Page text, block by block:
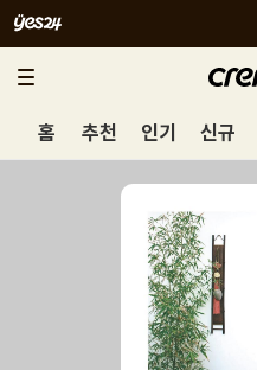
홈 추천 인기 신규